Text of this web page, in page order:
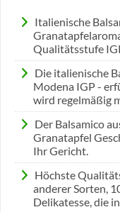
Italienische
Qualitätsstufe
Die italienische
Modena IGP -
wird regelmäßig
Der Balsamico
Granatapfel
Ihr Gericht.
Höchste
anderer Sorten,
Delikatesse, die